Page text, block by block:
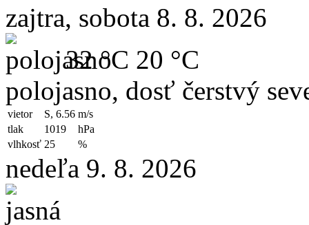
zajtra, sobota 8. 8. 2026
32 °C 20 °C
polojasno, dosť čerstvý
vietor S, 6.56 m/s
tlak
1019
hPa
vlhkosť 25 %
nedeľa 9. 8. 2026